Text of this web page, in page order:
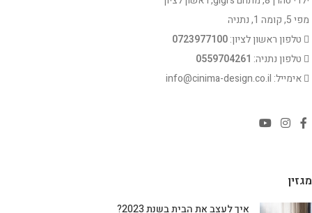
מפי 5, קומה 1, נתניה
טלפון ראשון לציון:0723977100
טלפון נתניה: 0559704261
אימייל: info@cinima-design.co.il
מגזין
איך לעצב את הבית בשנת 2023?